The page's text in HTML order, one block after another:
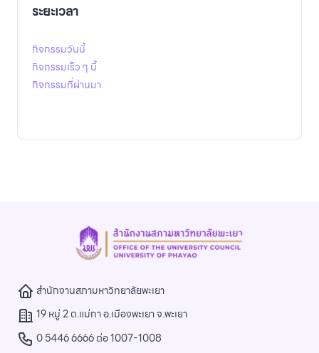
ระยะเวลา
กิจกรรมวันนี้
กิจกรรมเร็ว ๆ นี้
กิจกรรมที่ผ่านมา
สำนักงานสภามหาวิทยาลัยพะเยา
19 หมู่ 2 ต.แม่กา อ.เมืองพะเยา จ.พะเยา
0 5446 6666 ต่อ 1007-1008